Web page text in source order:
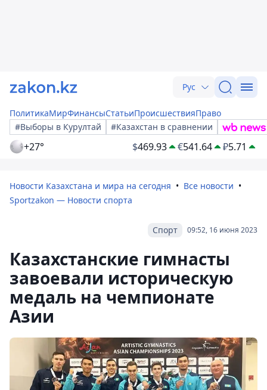
Рус
ПолитикаМирФинансыСтатьиПроисшествияПраво
#Выборы в Курултай
#Казахстан в сравнении
+27° $469.93 €541.64 ₽5.71
Новости Казахстана и мира на сегодня
Все новости
Sportzakon — Новости спорта
09:52, 16 июня 2023
Спорт
Казахстанские гимнасты
завоевали историческую
медаль на чемпионате
Азии